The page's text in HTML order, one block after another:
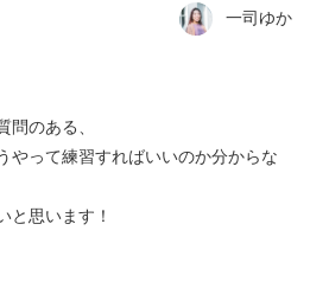
一司ゆか
問のある、
やって練習すればいいのか分からな
と思います！